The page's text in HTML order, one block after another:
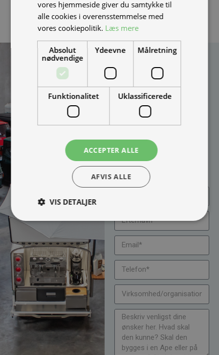
Kan vi hjælpe
dig?
Vi bygger vognene på
bestilling og kan
skræddersy løsningen
100% efter dine behov.
Udfyld formularen og
bliv kontaktet til en snak
om muligheder, priser
mm.
vores hjemmeside giver du samtykke til
alle cookies i overensstemmelse med
vores cookiepolitik. Læs mere
Absolut
nødvendige
Ydeevne Målretning
Funktionalitet Uklassificerede
ACCEPTER ALLE
AFVIS ALLE
VIS DETALJER